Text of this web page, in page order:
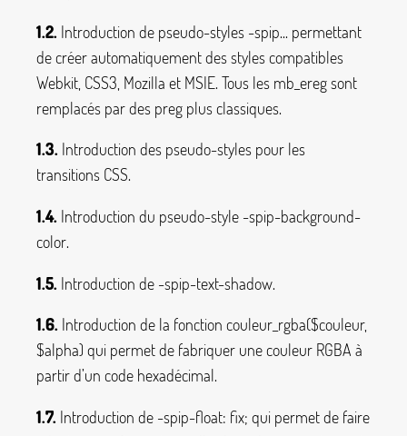
1.2. Introduction de pseudo-styles -spip... permettant
de créer automatiquement des styles compatibles
Webkit, CSS3, Mozilla et MSIE. Tous les mb_eregsont
remplacés par des preg plus classiques.
1.3. Introduction des pseudo-styles pour les
transitions CSS.
1.4. Introduction du pseudo-style -spip-background-
color.
1.5. Introduction de -spip-text-shadow.
1.6. Introduction de la fonction couleur_rgba($couleur,
$alpha) qui permet de fabriquer une couleur RGBA à
partir d’un code hexadécimal.
1.7. Introduction de -spip-float: fix; qui permet de faire